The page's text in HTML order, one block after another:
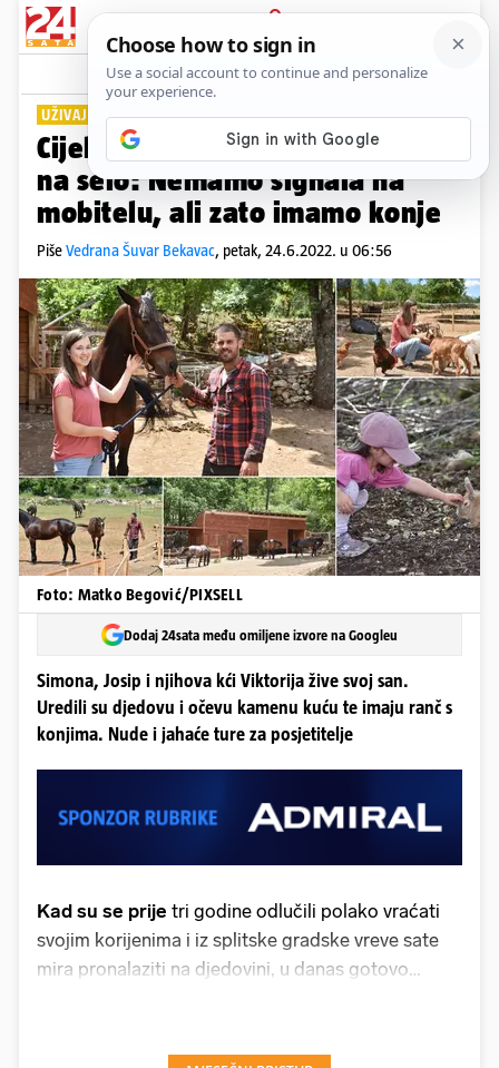
PRIJAVA
Lifestyle Komentari
UŽIVAJU U ŽIVOTU PLUS+
Cijela obitelj iz Splita 'pobjegla'
na selo: Nemamo signala na
mobitelu, ali zato imamo konje
PišeVedrana Šuvar Bekavac, petak, 24.6.2022. u 06:56
Foto: Matko Begović/PIXSELL
Dodaj 24sata među omiljene izvore na Googleu
Simona, Josip i njihova kći Viktorija žive svoj san.
Uredili su djedovu i očevu kamenu kuću te imaju ranč s
konjima. Nude i jahaće ture za posjetitelje
Kad su se prije tri godine odlučili polako vraćati
svojim korijenima i iz splitske gradske vreve sate
mira pronalaziti na djedovini, u danas gotovo
su postigli zavide, a Simona Svalina, Josip